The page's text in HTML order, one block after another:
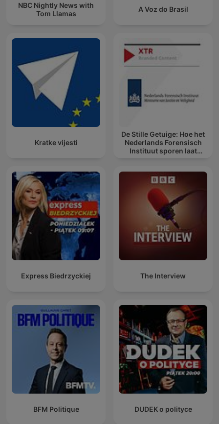
NBC Nightly News with
Tom Llamas
A Voz do Brasil
Kratke vijesti
De Stille Getuige: Hoe het
Nederlands Forensisch
Instituut sporen laat
Express Biedrzyckiej The Interview
BFM Politique DUDEK o polityce